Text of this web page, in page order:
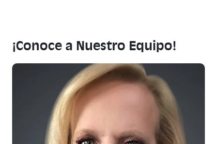
¡Conoce a Nuestro Equipo!